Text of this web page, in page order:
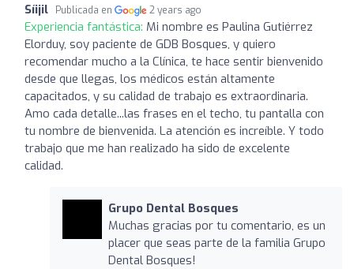
Síijil Publicada en 2 years ago
Experiencia fantástica: Mi nombre es Paulina Gutiérrez
Elorduy, soy paciente de GDB Bosques, y quiero
recomendar mucho a la Clínica, te hace sentir bienvenido
desde que llegas, los médicos están altamente
capacitados, y su calidad de trabajo es extraordinaria.
Amo cada detalle...las frases en el techo, tu pantalla con
tu nombre de bienvenida. La atención es increíble. Y todo
trabajo que me han realizado ha sido de excelente
calidad.
Grupo Dental Bosques
Muchas gracias por tu comentario, es un
placer que seas parte de la familia Grupo
Dental Bosques!